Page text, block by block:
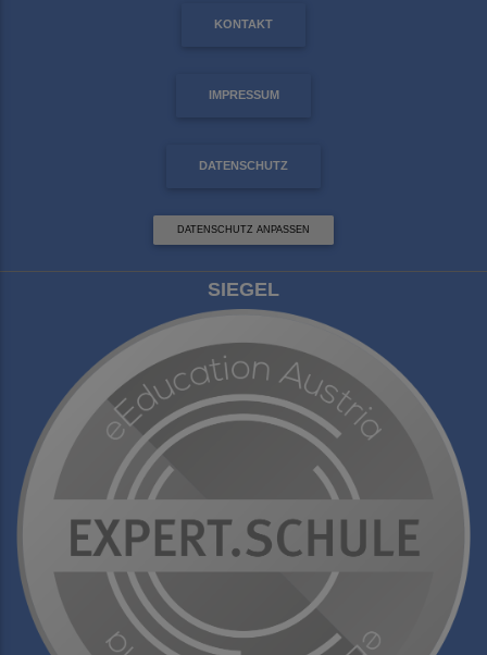
KONTAKT
IMPRESSUM
DATENSCHUTZ
DATENSCHUTZ ANPASSEN
SIEGEL